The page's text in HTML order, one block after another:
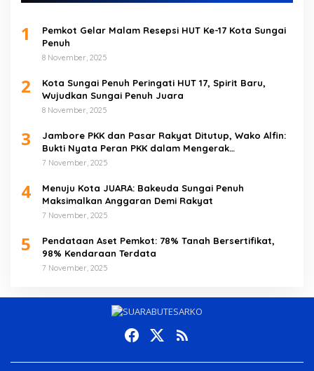
1
Pemkot Gelar Malam Resepsi HUT Ke-17 Kota Sungai
Penuh
8 November, 2025
2
Kota Sungai Penuh Peringati HUT 17, Spirit Baru,
Wujudkan Sungai Penuh Juara
8 November, 2025
3
Jambore PKK dan Pasar Rakyat Ditutup, Wako Alfin:
Bukti Nyata Peran PKK dalam Mengerak
Perekonomian Masyarakat
7 November, 2025
4
Menuju Kota JUARA: Bakeuda Sungai Penuh
Maksimalkan Anggaran Demi Rakyat
7 November, 2025
5
Pendataan Aset Pemkot: 78% Tanah Bersertifikat,
98% Kendaraan Terdata
7 November, 2025